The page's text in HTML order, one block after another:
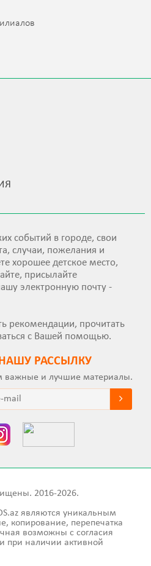
событий в городе, свои
случаи, пожелания и
хорошее детское место,
присылайте
электронную почту -
рекомендации, прочитать
с Вашей помощью.
РАССЫЛКУ
важные и лучшие материалы.
2016-2026.
являются уникальным
копирование, перепечатка
возможны с согласия
при наличии активной